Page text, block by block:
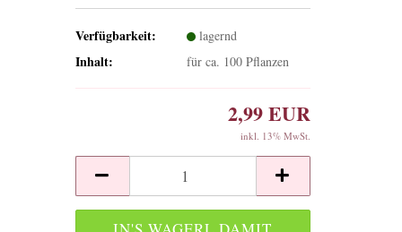
Verfügbarkeit: lagernd
Inhalt: für ca. 100 Pflanzen
2,99 EUR
inkl. 13% MwSt.